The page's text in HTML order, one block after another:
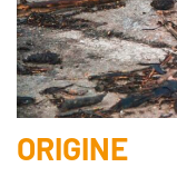
ORIGINE